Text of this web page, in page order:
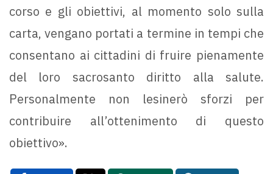
corso e gli obiettivi, al momento solo sulla
carta, vengano portati a termine in tempi che
consentano ai cittadini di fruire pienamente
del loro sacrosanto diritto alla salute.
Personalmente non lesinerò sforzi per
contribuire all’ottenimento di questo
obiettivo».